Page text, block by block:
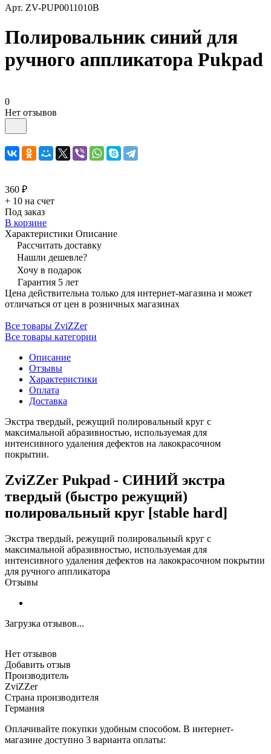
Арт. ZV-PUP0011010B
Полировальник синий для
ручного аппликатора Pukpad
0
Нет отзывов
360 ₽
+ 10 на счет
Под заказ
В корзине
Характеристики Описание
Рассчитать доставку
Нашли дешевле?
Хочу в подарок
Гарантия 5 лет
Цена действительна только для интернет-магазина и может
отличаться от цен в розничных магазинах
Все товары ZviZZer
Все товары категории
Описание
Отзывы
Характеристики
Оплата
Доставка
Экстра твердый, режущий полировальный круг с
максимальной абразивностью, используемая для
интенсивного удаления дефектов на лакокрасочном
покрытии.
ZviZZer Pukpad - СИНИЙ экстра
твердый (быстро режущий)
полировальный круг [stable hard]
Экстра твердый, режущий полировальный круг с
максимальной абразивностью, используемая для
интенсивного удаления дефектов на лакокрасочном покрытии
для ручного аппликатора
Отзывы
Загрузка отзывов...
Нет отзывов
Добавить отзыв
Производитель
ZviZZer
Страна производителя
Германия
Оплачивайте покупки удобным способом. В интернет-
магазине доступно 3 варианта оплаты: